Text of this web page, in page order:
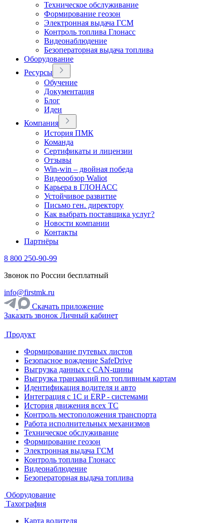
Техническое обслуживание
Формирование геозон
Электронная выдача ГСМ
Контроль топлива Глонасс
Видеонаблюдение
Безоператорная выдача топлива
Оборудование
Ресурсы
Обучение
Документация
Блог
Идеи
Компания
История ПМК
Команда
Сертификаты и лицензии
Отзывы
Win-win – двойная победа
Видеообзор Waliot
Карьера в ГЛОНАСС
Устойчивое развитие
Письмо ген. директору
Как выбрать поставщика услуг?
Новости компании
Контакты
Партнёры
8 800 250-90-99
Звонок по России бесплатный
info@firstmk.ru
Скачать приложение
Заказать звонок Личный кабинет
Продукт
Формирование путевых листов
Безопасное вождение SafeDrive
Выгрузка данных с CAN-шины
Выгрузка транзакций по топливным картам
Идентификация водителя и авто
Интеграция с 1С и ERP - системами
История движения всех ТС
Контроль местоположения транспорта
Работа исполнительных механизмов
Техническое обслуживание
Формирование геозон
Электронная выдача ГСМ
Контроль топлива Глонасс
Видеонаблюдение
Безоператорная выдача топлива
Оборудование
Тахография
Карта водителя